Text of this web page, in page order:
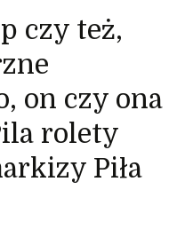
czy też,
on czy ona
rolety
Piła